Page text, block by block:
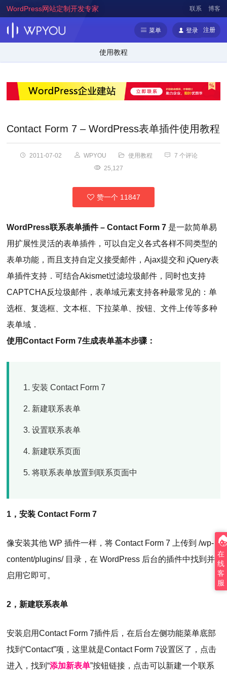
WordPress网站定制开发专家 联系 博客
菜单 登录 注册
使用教程
Contact Form 7 – WordPress表单插件使用教程
2011-07-02 WPYOU 使用教程
7 个评论
25,127
赞一个 11847
WordPress联系表单插件 – Contact Form 7 是一款简单易
用扩展性灵活的表单插件，可以自定义各式各样不同类型的
表单功能，而且支持自定义接受邮件，Ajax提交和 jQuery表
单插件支持．可结合Akismet过滤垃圾邮件，同时也支持
CAPTCHA反垃圾邮件，表单域元素支持各种最常见的：单
选框、复选框、文本框、下拉菜单、按钮、文件上传等多种
表单域．
使用Contact Form 7生成表单基本步骤：
安装 Contact Form 7
新建联系表单
设置联系表单
新建联系页面
将联系表单放置到联系页面中
1，安装 Contact Form 7
像安装其他 WP 插件一样，将 Contact Form 7 上传到 /wp-
content/plugins/ 目录，在 WordPress 后台的插件中找到并
启用它即可。
2，新建联系表单
安装启用Contact Form 7插件后，在后台左侧功能菜单底部
找到“Contact”项，这里就是Contact Form 7设置区了，点击
进入，找到“添加新表单”按钮链接，点击可以新建一个联系
在
线
客
服